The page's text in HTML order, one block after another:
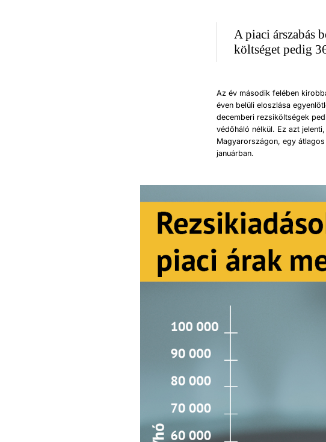
A piaci árszabás
költséget pedig
Az év második felében
éven belüli eloszlása
decemberi rezsiköltségek
védőháló nélkül. Ez azt
Magyarországon, egy
januárban.